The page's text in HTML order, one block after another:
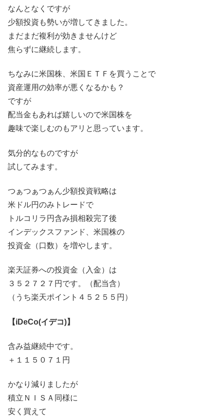
なんとなくですが
少額投資も勢いが増してきました。
まだまだ複利が効きませんけど
焦らずに継続します。
ちなみに米国株、米国ＥＴＦを買うことで
資産運用の効率が悪くなるかも？
ですが
配当金もあれば嬉しいので米国株を
趣味で楽しむのもアリと思っています。
気分的なものですが
試してみます。
つぁつぁつぁん少額投資戦略は
米ドル円のみトレードで
トルコリラ円含み損相殺完了後
インデックスファンド、米国株の
投資金（口数）を増やします。
楽天証券への投資金（入金）は
３５２７２７円です。（配当含）
（うち楽天ポイント４５２５５円）
【iDeCo(イデコ)】
含み益継続中です。
＋１１５０７１円
かなり減りましたが
積立ＮＩＳＡ同様に
安く買えて